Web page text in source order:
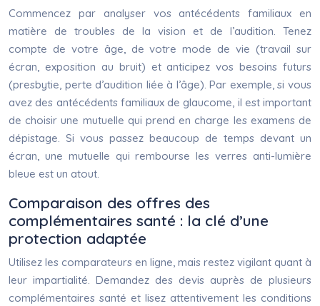
Commencez par analyser vos antécédents familiaux en
matière de troubles de la vision et de l’audition. Tenez
compte de votre âge, de votre mode de vie (travail sur
écran, exposition au bruit) et anticipez vos besoins futurs
(presbytie, perte d’audition liée à l’âge). Par exemple, si vous
avez des antécédents familiaux de glaucome, il est important
de choisir une mutuelle qui prend en charge les examens de
dépistage. Si vous passez beaucoup de temps devant un
écran, une mutuelle qui rembourse les verres anti-lumière
bleue est un atout.
Comparaison des offres des
complémentaires santé : la clé d’une
protection adaptée
Utilisez les comparateurs en ligne, mais restez vigilant quant à
leur impartialité. Demandez des devis auprès de plusieurs
complémentaires santé et lisez attentivement les conditions